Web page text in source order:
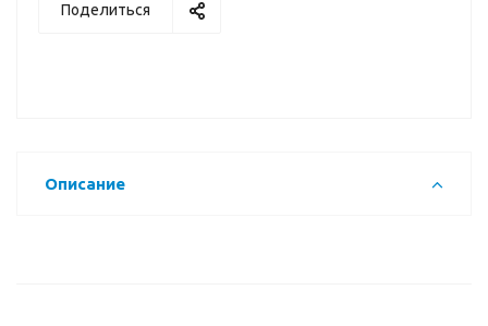
Поделиться
Описание